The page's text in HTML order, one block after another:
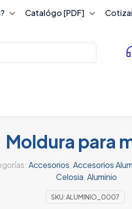
Catalógo [PDF]
Moldura para
SKU:ALUMINIO_0007
Accesorios Accesorios
Celosia Aluminio